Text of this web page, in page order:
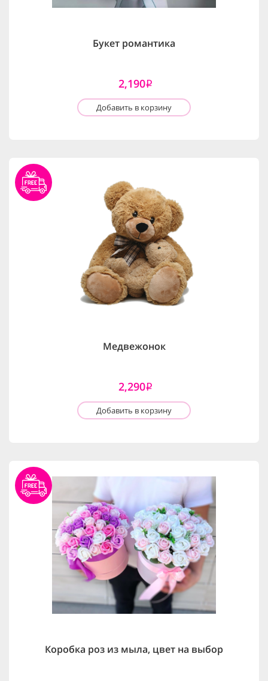
Букет романтика
2,190i
Добавить в корзину
Медвежонок
2,290i
Добавить в корзину
Коробка роз из мыла, цвет на выбор